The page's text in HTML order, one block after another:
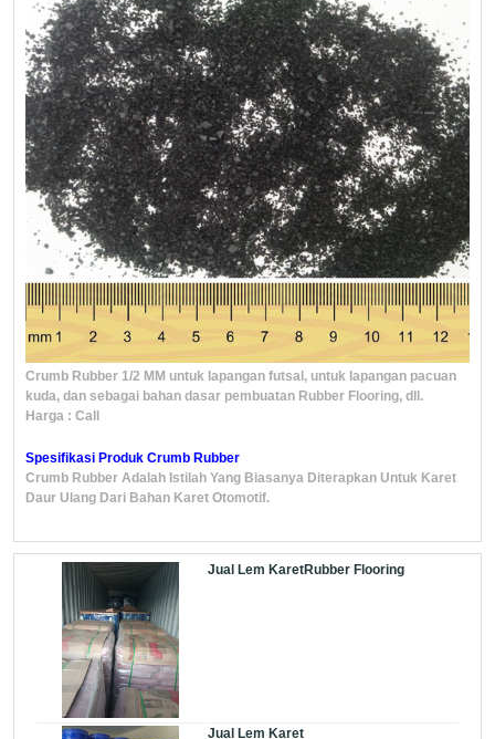
Crumb Rubber 1/2 MM untuk lapangan futsal, untuk lapangan pacuan
kuda, dan sebagai bahan dasar pembuatan Rubber Flooring, dll.
Harga : Call
Spesifikasi Produk Crumb Rubber
Crumb Rubber Adalah Istilah Yang Biasanya Diterapkan Untuk Karet
Daur Ulang Dari Bahan Karet Otomotif.
Jual Lem KaretRubber Flooring
Jual Lem Karet